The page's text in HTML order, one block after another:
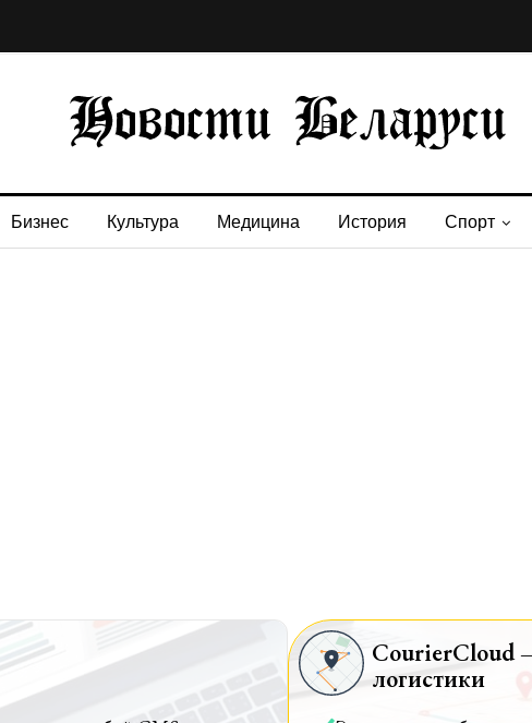
Бизнес Культура Медицина История Спорт
CourierCloud
логистики